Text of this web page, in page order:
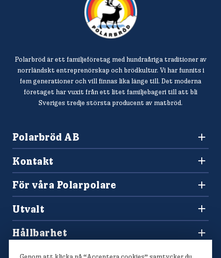
Polarbröd är ett familjeföretag med hundraåriga traditioner av
norrländskt entreprenörskap och brödkultur. Vi har funnits i
fem generationer och vill finnas lika länge till. Det moderna
företaget har vuxit från ett litet familjebageri till att bli
Sveriges tredje största producent av matbröd.
Polarbröd AB
010-450 60 00
info@polarbrod.se
Kontakt
Frågor och svar
Press och nyhetsrum
Sponsring
För våra Polarpolare
Tävlingar
Hitta din Polarklämma
Utvalt
Lediga jobb
Våra bröd
Hållbarhet